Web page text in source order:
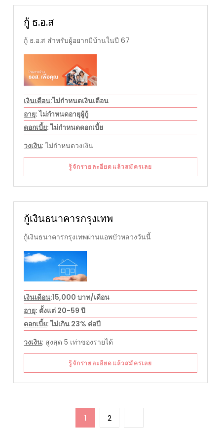
กู้ ธ.อ.ส
กู้ ธ.อ.ส สำหรับผู้อยากมีบ้านในปี 67
เงินเดือน:ไม่กำหนดเงินเดือน
อายุ: ไม่กำหนดอายุผู้กู้
ดอกเบี้ย: ไม่กำหนดดอกเบี้ย
วงเงิน: ไม่กำหนดวงเงิน
รู้จักรายละอียดแล้วสมัครเลย
กู้เงินธนาคารกรุงเทพ
กู้เงินธนาคารกรุงเทพผ่านแอพบัวหลวงวันนี้
เงินเดือน:15,000 บาท/เดือน
อายุ: ตั้งแต่ 20-59 ปี
ดอกเบี้ย: ไม่เกิน 23% ต่อปี
วงเงิน: สูงสุด 5 เท่าของรายได้
รู้จักรายละอียดแล้วสมัครเลย
Page
1 Page
2